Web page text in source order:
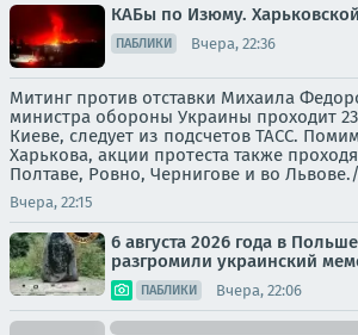
КАБы по Изюму.
ПАБЛИКИ Вчера, 22:36
Митинг против отставки Михаила
министра обороны Украины проходит
Киеве, следует из подсчетов ТАСС.
Харькова, акции протеста также
Полтаве, Ровно, Чернигове и во
Вчера, 22:15
6 августа 2026 года в
разгромили украинский
ПАБЛИКИ Вчера, 22:06